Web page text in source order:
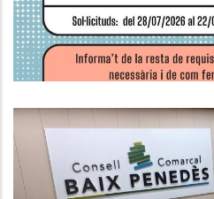
El CCBP Posa
Programa Per
Laboral De